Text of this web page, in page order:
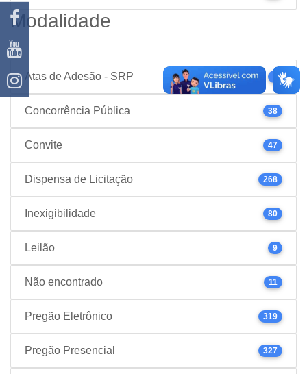
Modalidade
Atas de Adesão - SRP
Concorrência Pública 38
Convite 47
Dispensa de Licitação 268
Inexigibilidade 80
Leilão 9
Não encontrado 11
Pregão Eletrônico 319
Pregão Presencial 327